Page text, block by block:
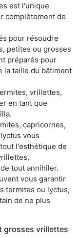
est l'unique
complètement de
pour résoudre
petites ou grosses
préparés pour
la taille du bâtiment
vrillettes,
en tant que
capricornes,
vous
l'esthétique de
tout annihiler.
vous garantir
termites ou lyctus,
de ne plus
grosses vrillettes